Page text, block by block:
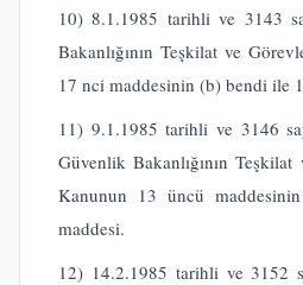
10) 8.1.1985 tarihli ve 3143
Bakanlığının Teşkilat ve
17 nci maddesinin (b) bendi ile
11) 9.1.1985 tarihli ve 3146
Güvenlik Bakanlığının
Kanunun 13 üncü
maddesi.
12) 14.2.1985 tarihli ve 3152